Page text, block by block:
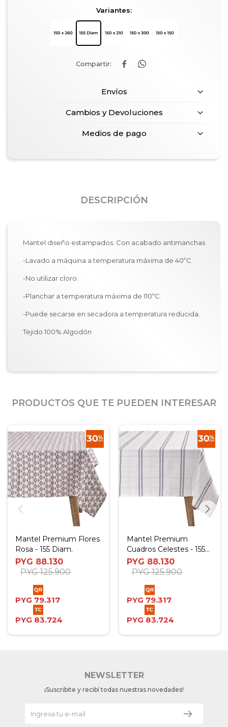
Variantes:
 
Envíos
Cambios y Devoluciones
Medios de pago
DESCRIPCIÓN
Mantel diseño estampados. Con acabado antimanchas
-Lavado a máquina a temperatura máxima de 40ºC.
-No utilizar cloro.
-Planchar a temperatura máxima de 110ºC.
-Puede secarse en secadora a temperatura reducida.
Tejido 100% Algodón
PRODUCTOS QUE TE PUEDEN INTERESAR
Mantel Premium Flores
Rosa - 155 Diam.
PYG 88.130
PYG 125.900
PYG 79.317
PYG 83.724
Mantel Premium
Cuadros Celestes - 155
Diam.
PYG 88.130
PYG 125.900
PYG 79.317
PYG 83.724
NEWSLETTER
¡Suscribite y recibí todas nuestras novedades!